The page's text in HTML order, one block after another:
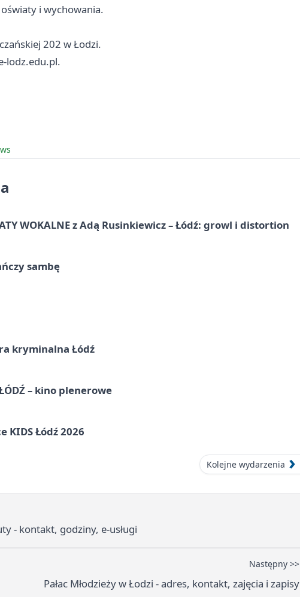
i wychowania.
202 w Łodzi.
lodz.edu.pl.
WOKALNE z Adą Rusinkiewicz – Łódź: growl i distortion
sambę
kryminalna Łódź
– kino plenerowe
KIDS Łódź 2026
Kolejne wydarzenia
- kontakt, godziny, e-usługi
Następny >>
Pałac Młodzieży w Łodzi - adres, kontakt, zajęcia i zapisy